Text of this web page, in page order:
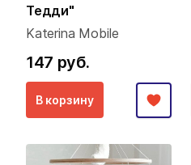
Тедди"
Katerina Mobile
147 руб.
В корзину